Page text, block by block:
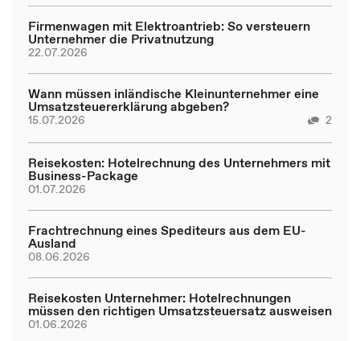
Firmenwagen mit Elektroantrieb: So versteuern
Unternehmer die Privatnutzung
22.07.2026
Wann müssen inländische Kleinunternehmer eine
Umsatzsteuererklärung abgeben?
15.07.2026 2
Reisekosten: Hotelrechnung des Unternehmers mit
Business-Package
01.07.2026
Frachtrechnung eines Spediteurs aus dem EU-
Ausland
08.06.2026
Reisekosten Unternehmer: Hotelrechnungen
müssen den richtigen Umsatzsteuersatz ausweisen
01.06.2026